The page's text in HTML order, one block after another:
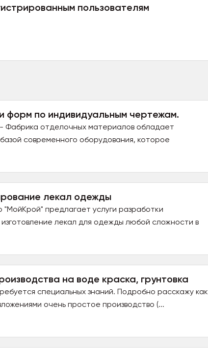
пользователям
форм по индивидуальным чертежам.
Фабрика отделочных материалов обладает
современного оборудования, которое
лекал одежды
предлагает услуги разработки
изготовление лекал для одежды любой сложности в
на воде краска, грунтовка
специальных знаний. Подробно расскажу как
очень простое производство (...